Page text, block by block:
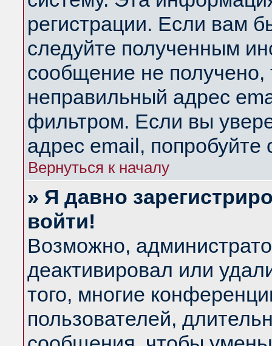
регистрации. Если вам
следуйте полученным
сообщение не получено,
неправильный адрес
фильтром. Если вы
адрес email, попробуйте
Вернуться к началу
» Я давно
войти!
Возможно,
деактивировал или
того, многие
пользователей,